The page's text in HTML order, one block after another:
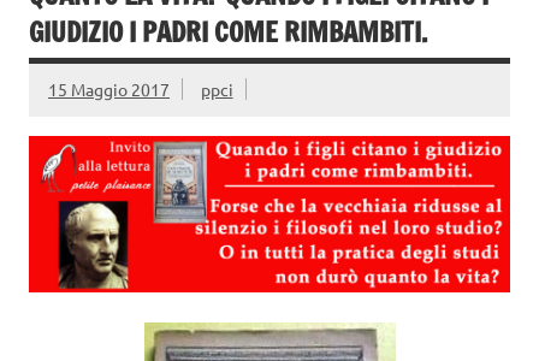
GIUDIZIO I PADRI COME RIMBAMBITI.
15 Maggio 2017 ppci